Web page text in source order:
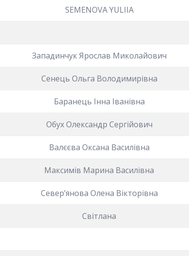
SEMENOVA YULIIA
Западинчук Ярослав Миколайович
Сенець Ольга Володимирівна
Баранець Інна Іванівна
Обух Олександр Сергійович
Валєєва Оксана Василівна
Максимів Марина Василівна
Север’янова Олена Вікторівна
Світлана